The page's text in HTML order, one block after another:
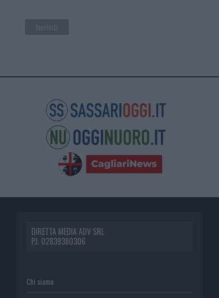
DIRETTA MEDIA ADV SRL
P.I. 02839380306
Chi siamo